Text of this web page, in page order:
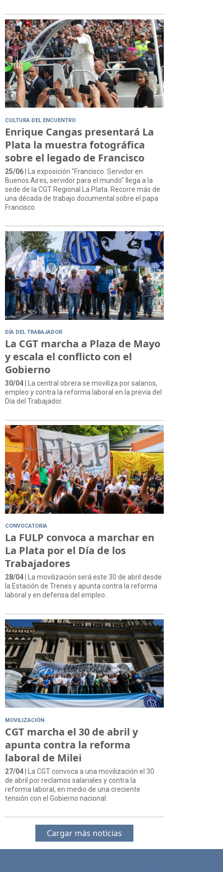
CULTURA DEL ENCUENTRO
Enrique Cangas presentará La
Plata la muestra fotográfica
sobre el legado de Francisco
25/06| La exposición "Francisco: Servidor en
Buenos Aires, servidor para el mundo" llega a la
sede de la CGT Regional La Plata. Recorre más de
una década de trabajo documental sobre el papa
Francisco.
DÍA DEL TRABAJADOR
La CGT marcha a Plaza de Mayo
y escala el conflicto con el
Gobierno
30/04 | La central obrera se moviliza por salarios,
empleo y contra la reforma laboral en la previa del
Día del Trabajador.
CONVOCATORIA
La FULP convoca a marchar en
La Plata por el Día de los
Trabajadores
28/04 | La movilización será este 30 de abril desde
la Estación de Trenes y apunta contra la reforma
laboral y en defensa del empleo.
MOVILIZACIÓN
CGT marcha el 30 de abril y
apunta contra la reforma
laboral de Milei
27/04 | La CGT convoca a una movilización el 30
de abril por reclamos salariales y contra la
reforma laboral, en medio de una creciente
tensión con el Gobierno nacional.
Cargar más noticias